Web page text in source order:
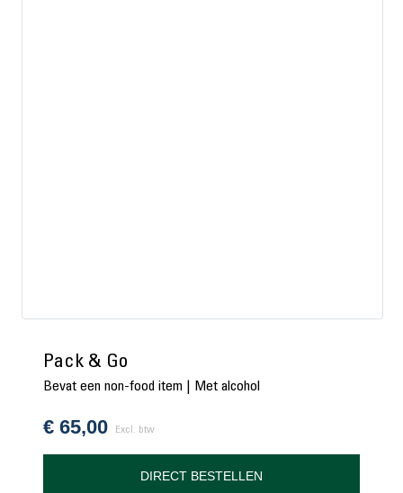
Pack & Go
Bevat een non-food item | Met alcohol
€ 65,00 Excl. btw
DIRECT BESTELLEN